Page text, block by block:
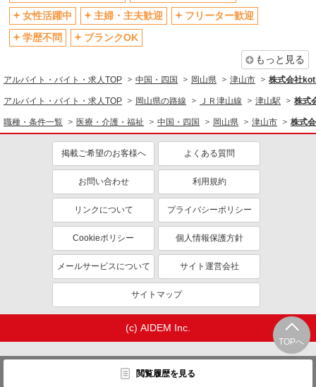
TOPへ
閲覧履歴を見る
女性活躍中
主婦・主夫歓迎
フリーター歓迎
学歴不問
ブランクOK
もっと見る
アルバイト・バイト・求人TOP 中国・四国 岡山県 津山市 株式会社
アルバイト・バイト・求人TOP 岡山県の路線 ＪＲ津山線 津山駅 株式
職種・条件一覧 医療・介護・福祉 中国・四国 岡山県 津山市 株式
掲載ご希望のお客様へ よくある質問
お問い合わせ 利用規約
リンクについて プライバシーポリシー
Cookieポリシー 個人情報保護方針
メールサービスについて サイト運営会社
サイトマップ
(c) AIDEM Inc.